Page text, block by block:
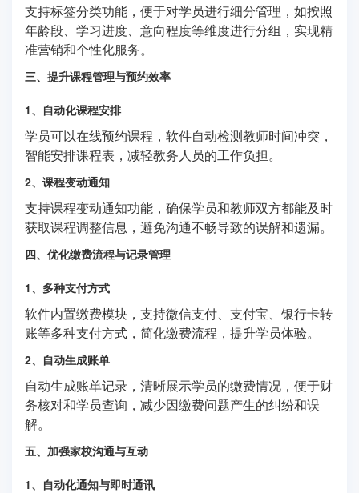
支持标签分类功能，便于对学员进行细分管理，如按照
年龄段、学习进度、意向程度等维度进行分组，实现精
准营销和个性化服务。
三、提升课程管理与预约效率
1、自动化课程安排
学员可以在线预约课程，软件自动检测教师时间冲突，
智能安排课程表，减轻教务人员的工作负担。
2、课程变动通知
支持课程变动通知功能，确保学员和教师双方都能及时
获取课程调整信息，避免沟通不畅导致的误解和遗漏。
四、优化缴费流程与记录管理
1、多种支付方式
软件内置缴费模块，支持微信支付、支付宝、银行卡转
账等多种支付方式，简化缴费流程，提升学员体验。
2、自动生成账单
自动生成账单记录，清晰展示学员的缴费情况，便于财
务核对和学员查询，减少因缴费问题产生的纠纷和误
解。
五、加强家校沟通与互动
1、自动化通知与即时通讯